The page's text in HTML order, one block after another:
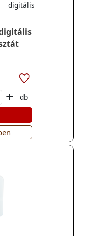
digitális
+
db